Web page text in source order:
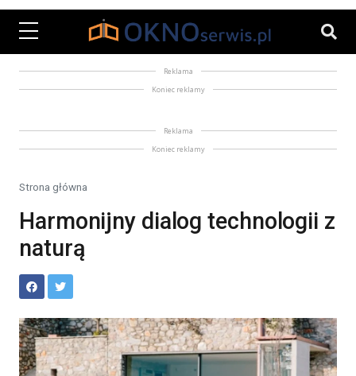
Reklama
Koniec reklamy
Reklama
Koniec reklamy
Strona główna
Harmonijny dialog technologii z
naturą